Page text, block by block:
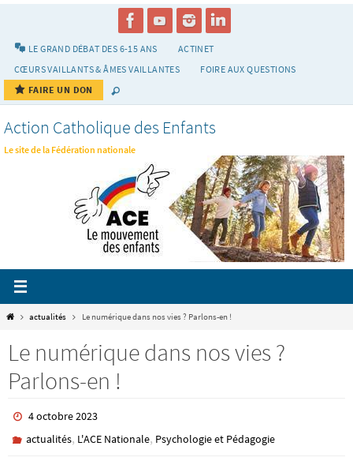
LE GRAND DÉBAT DES 6-15 ANS
ACTINET
CŒURS VAILLANTS & ÂMES VAILLANTES
FOIRE AUX QUESTIONS
FAIRE UN DON
Action Catholique des Enfants
Le site de la Fédération nationale
Homeactualités Le numérique dans nos vies ? Parlons-en !
Le numérique dans nos vies ?
Parlons-en !
4 octobre 2023
actualités, L'ACE Nationale, Psychologie et Pédagogie